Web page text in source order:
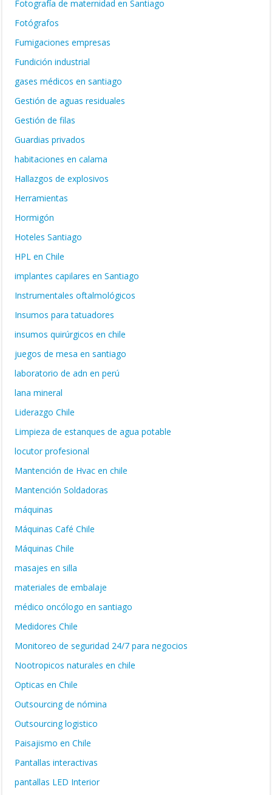
Fotografía de maternidad en Santiago
Fotógrafos
Fumigaciones empresas
Fundición industrial
gases médicos en santiago
Gestión de aguas residuales
Gestión de filas
Guardias privados
habitaciones en calama
Hallazgos de explosivos
Herramientas
Hormigón
Hoteles Santiago
HPL en Chile
implantes capilares en Santiago
Instrumentales oftalmológicos
Insumos para tatuadores
insumos quirúrgicos en chile
juegos de mesa en santiago
laboratorio de adn en perú
lana mineral
Liderazgo Chile
Limpieza de estanques de agua potable
locutor profesional
Mantención de Hvac en chile
Mantención Soldadoras
máquinas
Máquinas Café Chile
Máquinas Chile
masajes en silla
materiales de embalaje
médico oncólogo en santiago
Medidores Chile
Monitoreo de seguridad 24/7 para negocios
Nootropicos naturales en chile
Opticas en Chile
Outsourcing de nómina
Outsourcing logistico
Paisajismo en Chile
Pantallas interactivas
pantallas LED Interior